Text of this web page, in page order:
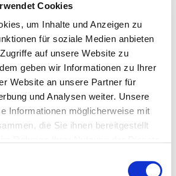
Cookies
um Inhalte und Anzeigen zu
für soziale Medien anbieten
auf unsere Website zu
geben wir Informationen zu Ihrer
Website an unsere Partner für
und Analysen weiter. Unsere
Informationen möglicherweise mit
die Sie ihnen bereitgestellt
100%-Baumwoll-Jersey 150x200:
160x200
100%-Baumwoll-Jersey 200x200:
190x200
ebenfalls